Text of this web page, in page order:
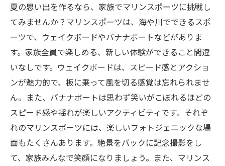
夏の思い出を作るなら、家族でマリンスポーツに挑戦し
てみませんか？マリンスポーツは、海や川でできるスポ
ーツで、ウェイクボードやバナナボートなどがありま
す。家族全員で楽しめる、新しい体験ができること間違
いなしです。ウェイクボードは、スピード感とアクショ
ンが魅力的で、板に乗って風を切る感覚は忘れられませ
ん。また、バナナボートは思わず笑いがこぼれるほどの
スピード感や揺れが楽しいアクティビティです。それぞ
れのマリンスポーツには、楽しいフォトジェニックな場
面もたくさんあります。絶景をバックに記念撮影をし
て、家族みんなで笑顔になりましょう。また、マリンス